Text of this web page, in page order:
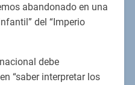
abandonado en una
del “Imperio
debe
“saber interpretar los